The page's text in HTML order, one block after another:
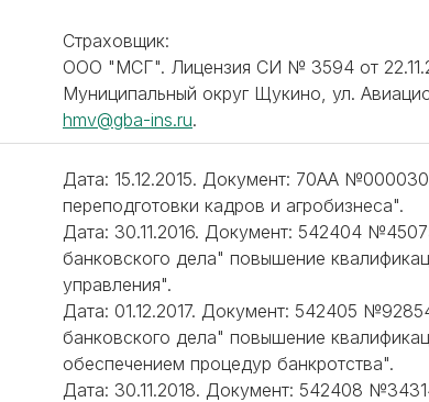
Страховщик:
ООО "МСГ". Лицензия СИ № 3594 от
Муниципальный округ Щукино, ул.
hmv@gba-ins.ru.
Дата: 15.12.2015. Документ: 70АА
переподготовки кадров и агробизнеса".
Дата: 30.11.2016. Документ: 542404
банковского дела" повышение
управления".
Дата: 01.12.2017. Документ: 542405
банковского дела" повышение
обеспечением процедур банкротства".
Дата: 30.11.2018. Документ: 542408